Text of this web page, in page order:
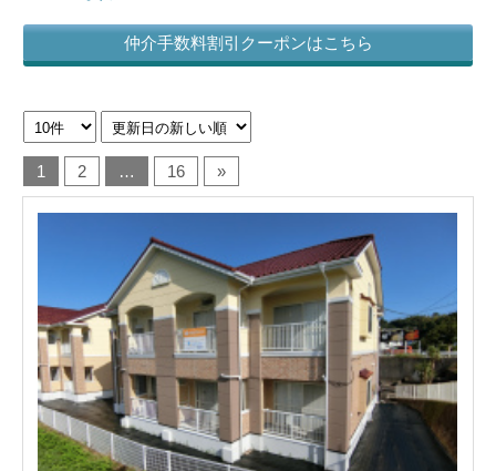
宮崎国際大学
宮崎産業経営大学
宮崎医療管理専門学校
間取りを選択:
こだわり条件:
仲介手数料割引クーポンはこちら
1 2 … 16 »